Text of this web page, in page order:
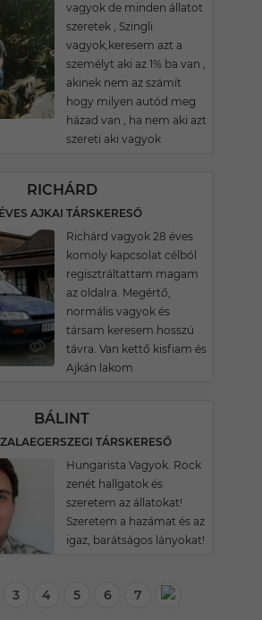
vagyok de minden állatot
szeretek , Szingli
vagyok,keresem azt a
személyt aki az 1% ba van ,
akinek nem az számít
hogy milyen autód meg
házad van , ha nem aki azt
szereti aki vagyok
RICHÁRD
AJKAI TÁRSKERESŐ
Richárd vagyok 28 éves
komoly kapcsolat célból
regisztráltattam magam
az oldalra. Megértő,
normális vagyok és
társam keresem hosszú
távra. Van kettő kisfiam és
Ajkán lakom
BÁLINT
TÁRSKERESŐ
Hungarista Vagyok. Rock
zenét hallgatok és
szeretem az állatokat!
Szeretem a hazámat és az
igaz, barátságos lányokat!
3 4 5 6 7